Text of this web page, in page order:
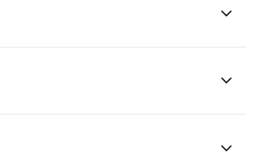
prescrições dermatológicas para
eletrônico
maneira possível! Até mais.